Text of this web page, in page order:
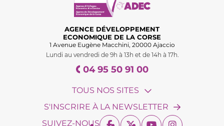
AGENCE DÉVELOPPEMENT
ECONOMIQUE DE LA CORSE
1 Avenue Eugène Macchini, 20000 Ajaccio
Lundi au vendredi de 9h à 13h et de 14h à 17h.
04 95 50 91 00
TOUS NOS SITES
S'INSCRIRE À LA NEWSLETTER
SUIVEZ-NOUS